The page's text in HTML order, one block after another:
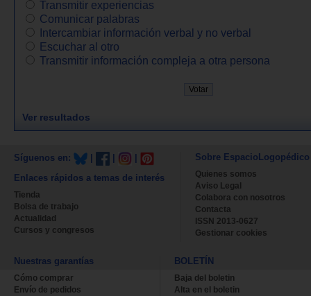
Transmitir experiencias
Comunicar palabras
Intercambiar información verbal y no verbal
Escuchar al otro
Transmitir información compleja a otra persona
Ver resultados
Síguenos en:
Enlaces rápidos a temas de interés
Tienda
Bolsa de trabajo
Actualidad
Cursos y congresos
Sobre EspacioLogopédico
Quienes somos
Aviso Legal
Colabora con nosotros
Contacta
ISSN 2013-0627
Gestionar cookies
Nuestras garantías
Cómo comprar
Envío de pedidos
BOLETÍN
Baja del boletin
Alta en el boletin